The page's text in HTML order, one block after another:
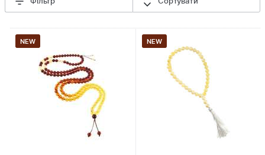
NEW NEW